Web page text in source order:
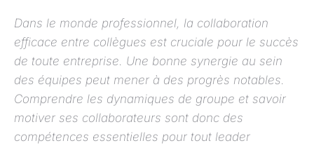
Dans le monde professionnel, la collaboration
efficace entre collègues est cruciale pour le succès
de toute entreprise. Une bonne synergie au sein
des équipes peut mener à des progrès notables.
Comprendre les dynamiques de groupe et savoir
motiver ses collaborateurs sont donc des
compétences essentielles pour tout leader